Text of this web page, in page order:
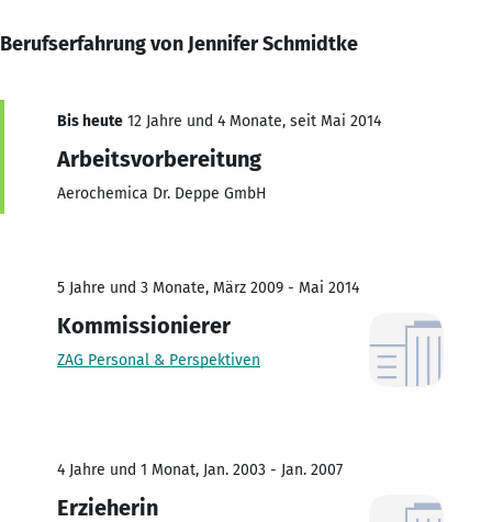
Berufserfahrung von Jennifer Schmidtke
Bis heute 12 Jahre und 4 Monate, seit Mai 2014
Arbeitsvorbereitung
Aerochemica Dr. Deppe GmbH
5 Jahre und 3 Monate, März 2009 - Mai 2014
Kommissionierer
ZAG Personal & Perspektiven
4 Jahre und 1 Monat, Jan. 2003 - Jan. 2007
Erzieherin